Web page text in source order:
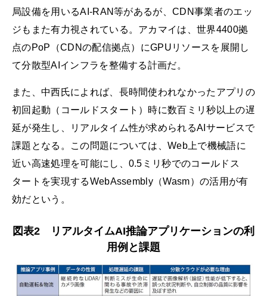
局設備を用いるAI-RAN等があるが、CDN事業者のエッ
ジもまた有力視されている。アカマイは、世界4400拠
点のPoP（CDNの配信拠点）にGPUリソースを展開し
て分散型AIインフラを整備する計画だ。
また、中西氏によれば、長時間使われなかったアプリの
初回起動（コールドスタート）時に数百ミリ秒以上の遅
延が発生し、リアルタイム性が求められるAIサービスで
課題となる。この問題については、Web上で機械語に
近い高速処理を可能にし、0.5ミリ秒でのコールドス
タートを実現するWebAssembly（Wasm）の活用が有
効だという。
図表2 リアルタイムAI推論アプリケーションの利
用例と課題